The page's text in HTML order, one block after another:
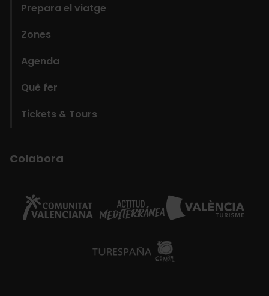
Prepara el viatge
Zones
Agenda
Què fer
Tickets & Tours
Colabora